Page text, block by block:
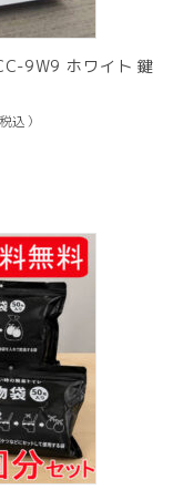
9W9 ホワイト 鍵
込）